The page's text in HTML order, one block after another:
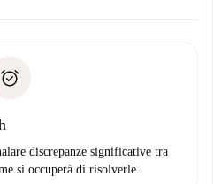
pagamento
discrepanze significative tra
si occuperà di risolverle.